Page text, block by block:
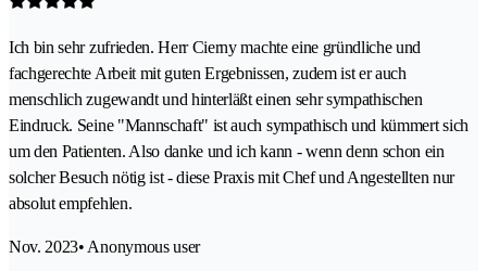
Ich bin sehr zufrieden. Herr Cierny machte eine gründliche und
fachgerechte Arbeit mit guten Ergebnissen, zudem ist er auch
menschlich zugewandt und hinterläßt einen sehr sympathischen
Eindruck. Seine "Mannschaft" ist auch sympathisch und kümmert sich
um den Patienten. Also danke und ich kann - wenn denn schon ein
solcher Besuch nötig ist - diese Praxis mit Chef und Angestellten nur
absolut empfehlen.
Nov. 2023• Anonymous user